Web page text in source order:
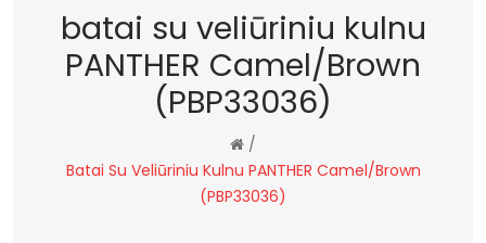
batai su veliūriniu kulnu
PANTHER Camel/Brown
(PBP33036)
/
Batai Su Veliūriniu Kulnu PANTHER Camel/Brown
(PBP33036)